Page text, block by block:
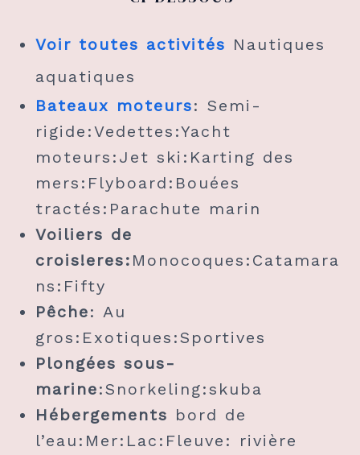
Voir toutes activités Nautiques
aquatiques
Bateaux moteurs: Semi-
rigide:Vedettes:Yacht
moteurs:Jet ski:Karting des
mers:Flyboard:Bouées
tractés:Parachute marin
Voiliers de
crois!eres: Monocoques:Catamara
ns:Fifty
Pêche: Au
gros:Exotiques:Sportives
Plongées sous-
marine:Snorkeling:skuba
Hébergements bord de
l’eau:Mer:Lac:Fleuve: rivière